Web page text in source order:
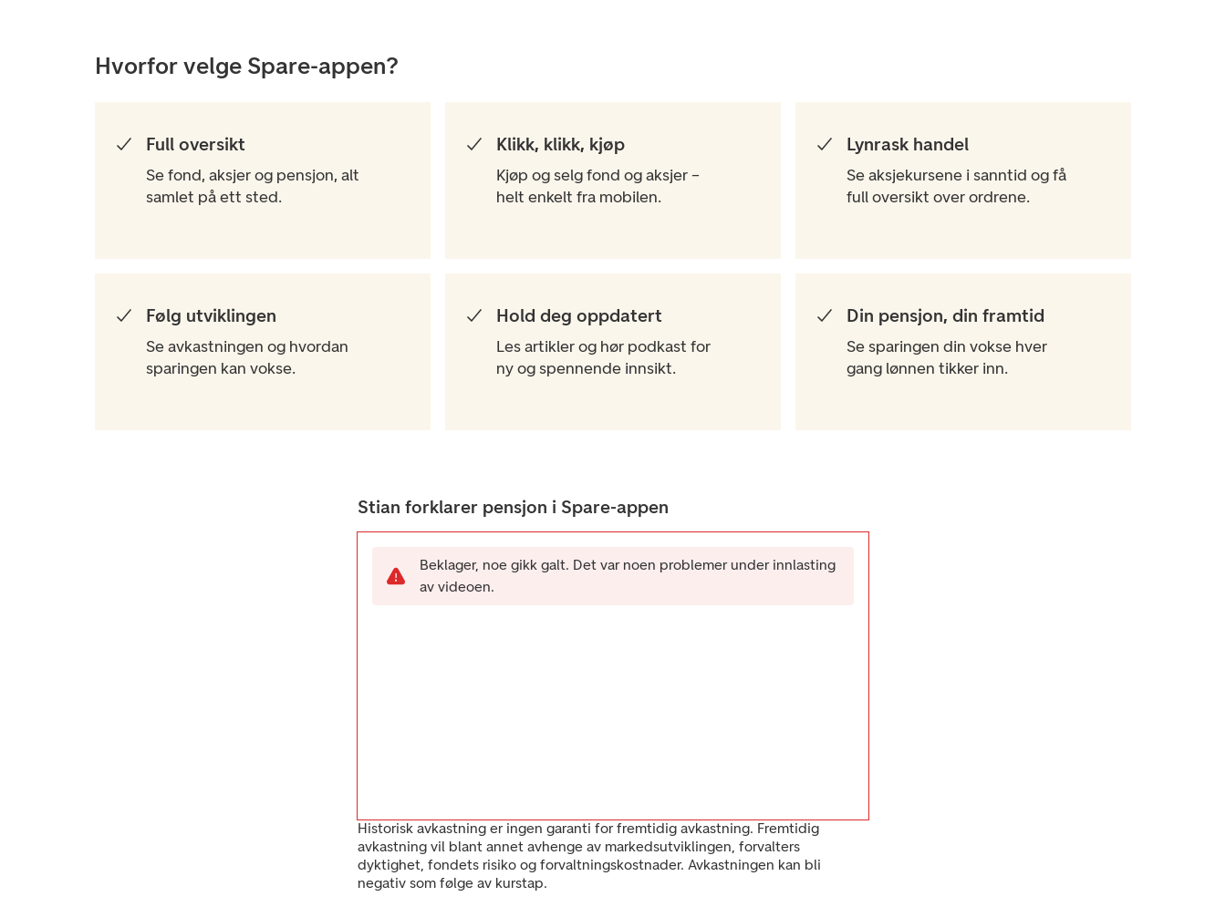
Hvorfor velge Spare-appen?
Full oversikt
Se fond, aksjer og pensjon, alt
samlet på ett sted.
Klikk, klikk, kjøp
Kjøp og selg fond og aksjer –
helt enkelt fra mobilen.
Lynrask handel
Se aksjekursene i sanntid og få
full oversikt over ordrene.
Følg utviklingen​
Se avkastningen og hvordan
sparingen kan vokse.
Hold deg oppdatert​
Les artikler og hør podkast for
ny og spennende innsikt.
Din pensjon, din framtid
Se sparingen din vokse hver
gang lønnen tikker inn.
Stian forklarer pensjon i Spare-appen
Beklager, noe gikk galt. Det var noen problemer under innlasting
av videoen.
Historisk avkastning er ingen garanti for fremtidig avkastning. Fremtidig
avkastning vil blant annet avhenge av markedsutviklingen, forvalters
dyktighet, fondets risiko og forvaltningskostnader. Avkastningen kan bli
negativ som følge av kurstap.